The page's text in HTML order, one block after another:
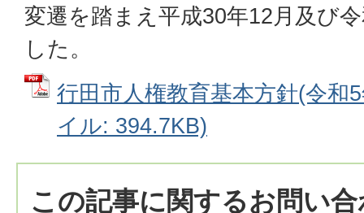
変遷を踏まえ平成30年12月及び
した。
行田市人権教育基本方針(令和
イル: 394.7KB)
この記事に関するお問い